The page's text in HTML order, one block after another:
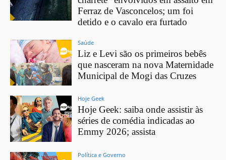
Ferraz de Vasconcelos; um foi
detido e o cavalo era furtado
Saúde
Liz e Levi são os primeiros bebês
que nasceram na nova Maternidade
Municipal de Mogi das Cruzes
Hoje Geek
Hoje Geek: saiba onde assistir às
séries de comédia indicadas ao
Emmy 2026; assista
Política e Governo